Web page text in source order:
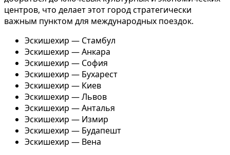
центров, что делает этот город стратегически
важным пунктом для международных поездок.
Эскишехир — Стамбул
Эскишехир — Анкара
Эскишехир — София
Эскишехир — Бухарест
Эскишехир — Киев
Эскишехир — Львов
Эскишехир — Анталья
Эскишехир — Измир
Эскишехир — Будапешт
Эскишехир — Вена